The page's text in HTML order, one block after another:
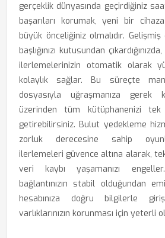
gerçeklik dünyasında geçirdiğiniz
başarıları korumak, yeni bir
büyük önceliğiniz olmalıdır.
başlığınızı kutusundan
ilerlemelerinizin otomatik olarak
kolaylık sağlar. Bu süreçte
dosyasıyla uğraşmanıza gerek
üzerinden tüm kütüphanenizi
getirebilirsiniz. Bulut yedekleme
zorluk derecesine sahip
ilerlemeleri güvence altına alarak,
veri kaybı yaşamanızı
bağlantınızın stabil olduğundan
hesabınıza doğru bilgilerle
varlıklarınızın korunması için yeterli